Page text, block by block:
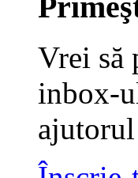
Vrei să
inbox-